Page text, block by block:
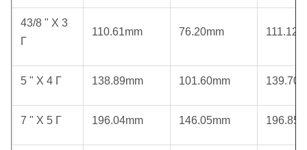
43/8 " Χ 3
Γ
110.61mm 76.20mm
5 " Χ 4 Γ 138.89mm 101.60mm
7 " Χ 5 Γ 196.04mm 146.05mm